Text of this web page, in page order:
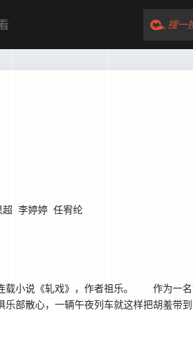
搜一
超 李婷婷 任宥纶
小说《轧戏》，作者祖乐。 作为一名合
乐部散心，一辆午夜列车就这样把胡羞带